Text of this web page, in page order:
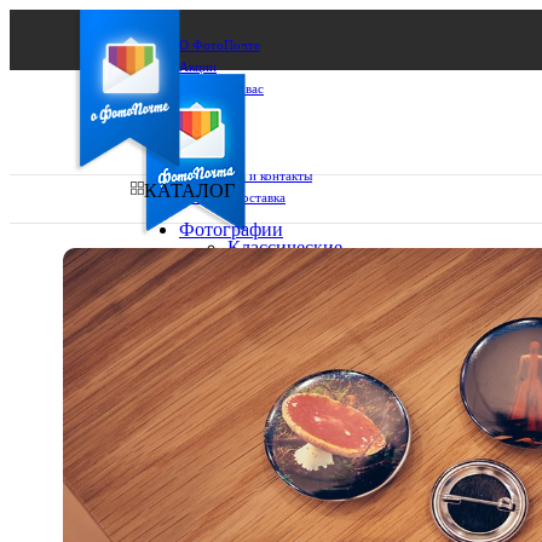
О ФотоПочте
Акции
Сделаем за вас
Бизнесу
FAQ
Франшиза
Поддержка и контакты
Оплата и доставка
Ваш город:
Ваш регион доставки
Выберите из списка:
КАТАЛОГ
Фотографии
Классические
фото
10х10
10х15
13х18
15х15
15х20
20х20
20х30
30х30
30х40
А4
Фото
в